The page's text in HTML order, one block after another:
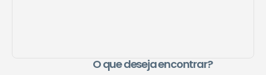
O que deseja encontrar?